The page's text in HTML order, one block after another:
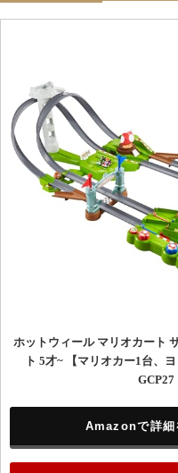
ホットウィール マリオカート
ト 5才~ 【マリオカー1台、
GCP27
Amazonで詳細